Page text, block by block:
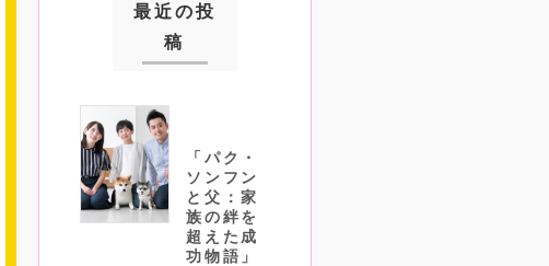
最近の投
稿
「パク・
ソンフン
と父：家
族の絆を
超えた成
功物語」